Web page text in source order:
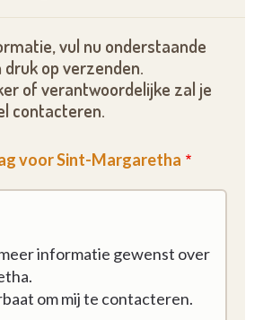
vul nu onderstaande
op verzenden.
of verantwoordelijke zal je
contacteren.
voor Sint-Margaretha